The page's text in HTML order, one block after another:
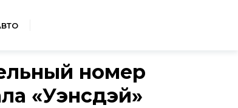
номер
«Уэнсдэй»